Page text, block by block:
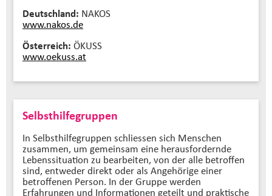
Deutschland: NAKOS
www.nakos.de
Österreich: ÖKUSS
www.oekuss.at
Selbsthilfegruppen
In Selbsthilfegruppen schliessen sich Menschen
zusammen, um gemeinsam eine herausfordernde
Lebenssituation zu bearbeiten, von der alle betroffen
sind, entweder direkt oder als Angehörige einer
betroffenen Person. In der Gruppe werden
Erfahrungen und Informationen geteilt und praktische